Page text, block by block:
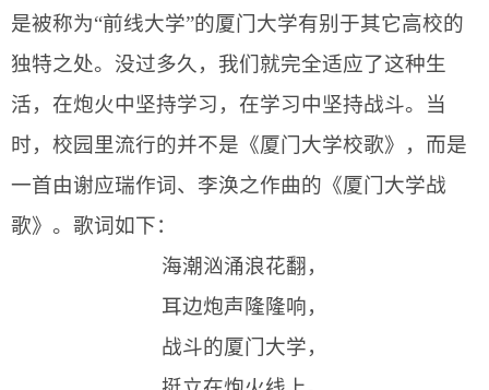
是被称为“前线大学”的厦门大学有别于其它高校的
独特之处。没过多久，我们就完全适应了这种生
活，在炮火中坚持学习，在学习中坚持战斗。当
时，校园里流行的并不是《厦门大学校歌》，而是
一首由谢应瑞作词、李涣之作曲的《厦门大学战
歌》。歌词如下：
海潮汹涌浪花翻，
耳边炮声隆隆响，
战斗的厦门大学，